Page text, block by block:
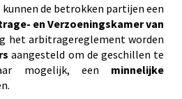
kunnen de betrokken partijen een
en Verzoeningskamer van
het arbitragereglement worden
aangesteld om de geschillen te
mogelijk, een minnelijke